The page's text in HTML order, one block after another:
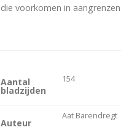
die voorkomen in
Aantal
bladzijden
154
Auteur
Aat Barendregt